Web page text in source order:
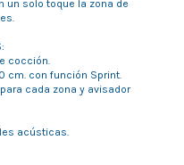
un solo toque la zona de
cocción.
cm. con función Sprint.
cada zona y avisador
acústicas.